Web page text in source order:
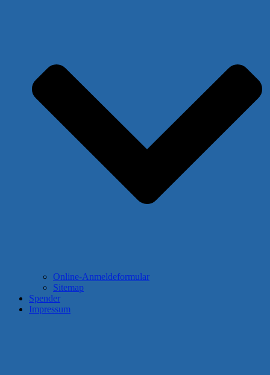
Online-Anmeldeformular
Sitemap
Spender
Impressum